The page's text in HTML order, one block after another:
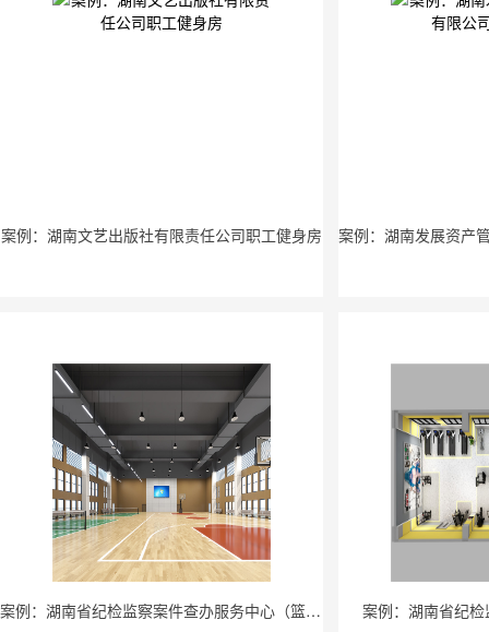
案例：湖南文艺出版社有限责任公司职工健身房
案例：湖南省纪检监察案件查办服务中心（篮球场、羽毛球运动场） 案例：湖南省纪